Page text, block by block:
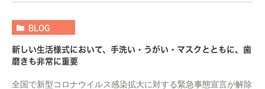
BLOG
新しい生活様式において、手洗い・うがい・マスクとともに、歯
磨きも非常に重要
全国で新型コロナウイルス感染拡大に対する緊急事態宣言が解除